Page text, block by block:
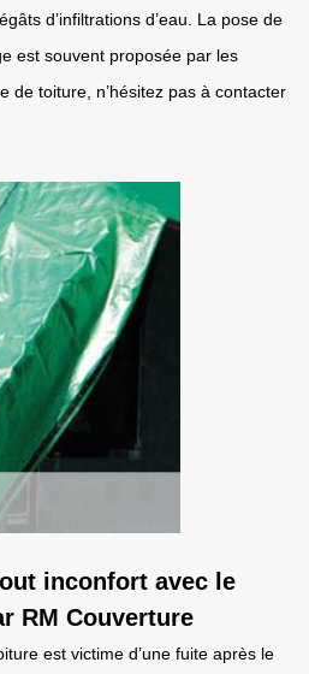
d’infiltrations d’eau. La pose de
est souvent proposée par les
de toiture, n’hésitez pas à contacter
inconfort avec le
RM Couverture
est victime d’une fuite après le